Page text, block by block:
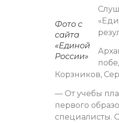
Фото с
сайта
«Единой
России»
Корзников,
— От учебы
первого
специалисты.